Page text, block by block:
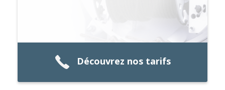
Découvrez nos tarifs